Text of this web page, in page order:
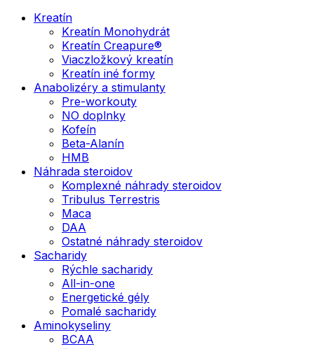
Kreatín
Kreatín Monohydrát
Kreatín Creapure®
Viaczložkový kreatín
Kreatín iné formy
Anabolizéry a stimulanty
Pre-workouty
NO doplnky
Kofeín
Beta-Alanín
HMB
Náhrada steroidov
Komplexné náhrady steroidov
Tribulus Terrestris
Maca
DAA
Ostatné náhrady steroidov
Sacharidy
Rýchle sacharidy
All-in-one
Energetické gély
Pomalé sacharidy
Aminokyseliny
BCAA